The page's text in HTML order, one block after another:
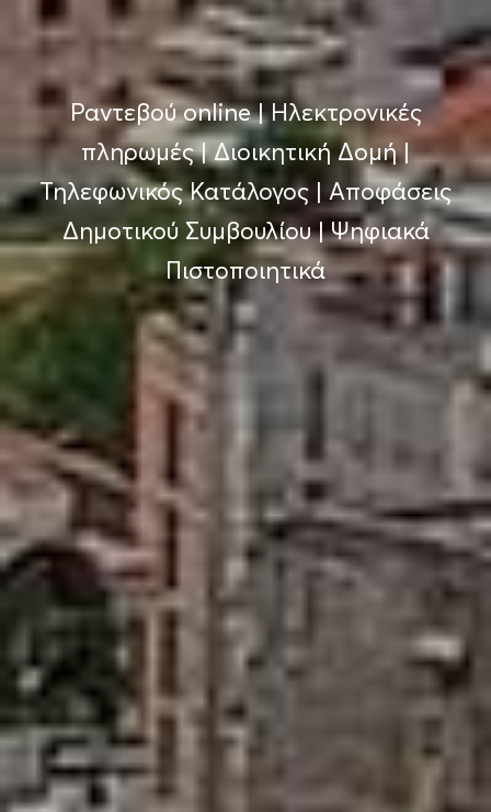
Ραντεβού online|Ηλεκτρονικές
πληρωμές|Διοικητική Δομή|
Τηλεφωνικός Κατάλογος |Αποφάσεις
Δημοτικού Συμβουλίου|Ψηφιακά
Πιστοποιητικά